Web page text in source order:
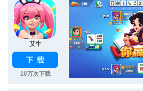
艾牛
10万次下载